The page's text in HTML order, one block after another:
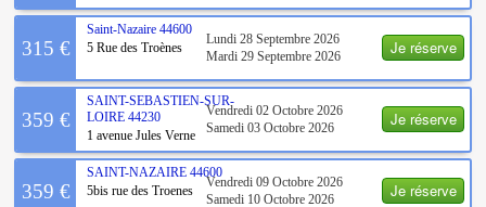
Je réserve
315 €
Saint-Nazaire 44600
5 Rue des Troènes
Lundi 28 Septembre 2026
Mardi 29 Septembre 2026
Je réserve
359 €
SAINT-SEBASTIEN-SUR-
LOIRE 44230
1 avenue Jules Verne
Vendredi 02 Octobre 2026
Samedi 03 Octobre 2026
Je réserve
359 €
SAINT-NAZAIRE 44600
5bis rue des Troenes
Vendredi 09 Octobre 2026
Samedi 10 Octobre 2026